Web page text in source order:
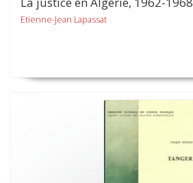
Etienne-Jean Lapassat